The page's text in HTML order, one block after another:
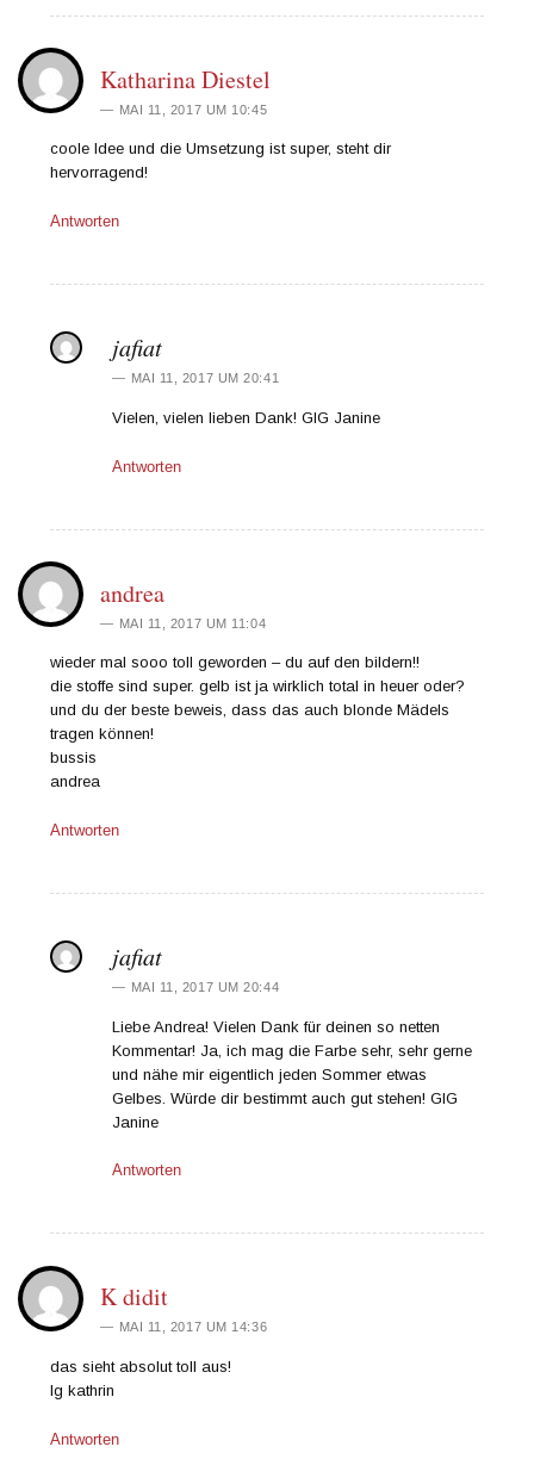
Katharina Diestel
MAI 11, 2017 UM 10:45
coole Idee und die Umsetzung ist super, steht dir
hervorragend!
Antworten
jafiat
MAI 11, 2017 UM 20:41
Vielen, vielen lieben Dank! GlG Janine
Antworten
andrea
MAI 11, 2017 UM 11:04
wieder mal sooo toll geworden – du auf den bildern!!
die stoffe sind super. gelb ist ja wirklich total in heuer oder?
und du der beste beweis, dass das auch blonde Mädels
tragen können!
bussis
andrea
Antworten
jafiat
MAI 11, 2017 UM 20:44
Liebe Andrea! Vielen Dank für deinen so netten
Kommentar! Ja, ich mag die Farbe sehr, sehr gerne
und nähe mir eigentlich jeden Sommer etwas
Gelbes. Würde dir bestimmt auch gut stehen! GlG
Janine
Antworten
K didit
MAI 11, 2017 UM 14:36
das sieht absolut toll aus!
lg kathrin
Antworten